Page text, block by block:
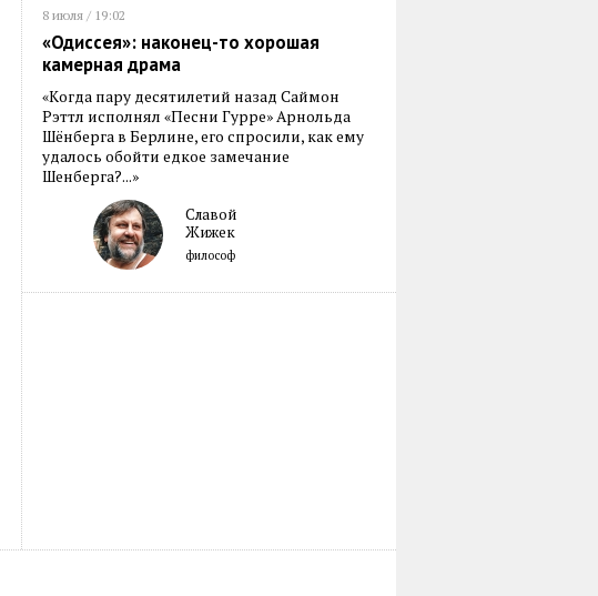
8 июля / 19:02
«Одиссея»: наконец-то хорошая
камерная драма
«Когда пару десятилетий назад Саймон
Рэттл исполнял «Песни Гурре» Арнольда
Шёнберга в Берлине, его спросили, как ему
удалось обойти едкое замечание
Шенберга?...»
Славой
Жижек
философ